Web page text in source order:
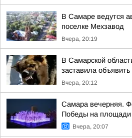
В Самаре ведутся
поселке Мехзавод
Вчера, 20:19
В Самарской
заставила объявить
Вчера, 20:12
Самара вечерняя.
Победы на
Вчера, 20:07